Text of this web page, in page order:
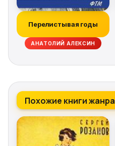
Перелистывая годы
АНАТОЛИЙ АЛЕКСИН
Похожие книги жанра